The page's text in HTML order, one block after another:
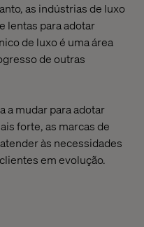
as indústrias de luxo
lentas para adotar
de luxo é uma área
de outras
a mudar para adotar
forte, as marcas de
às necessidades
em evolução.